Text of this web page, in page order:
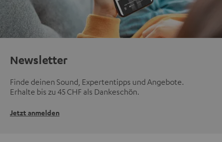
Newsletter
Finde deinen Sound, Expertentipps und Angebote.
Erhalte bis zu 45 CHF als Dankeschön.
Jetzt anmelden